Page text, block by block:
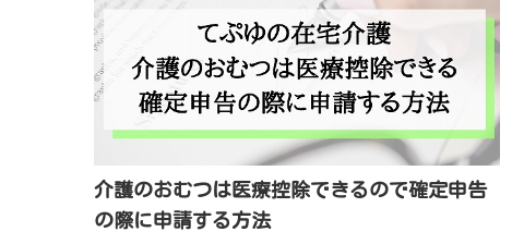
介護のおむつは医療控除できるので確定申告
の際に申請する方法